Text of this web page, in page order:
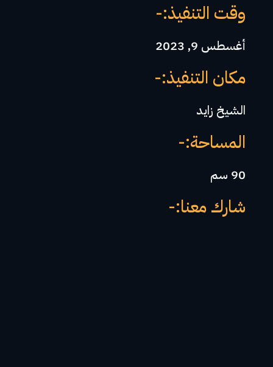
وقت التنفيذ:-
أغسطس 9, 2023
مكان التنفيذ:-
الشيخ زايد
المساحة:-
90 سم
شارك معنا:-